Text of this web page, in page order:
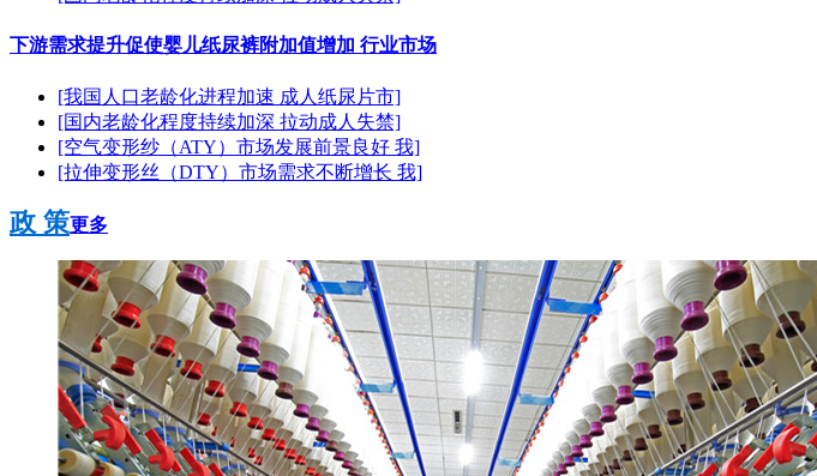
下游需求提升促使婴儿纸尿裤附加值增加 行业市场
[我国人口老龄化进程加速 成人纸尿片市]
[国内老龄化程度持续加深 拉动成人失禁]
[空气变形纱（ATY）市场发展前景良好 我]
[拉伸变形丝（DTY）市场需求不断增长 我]
政 策更多